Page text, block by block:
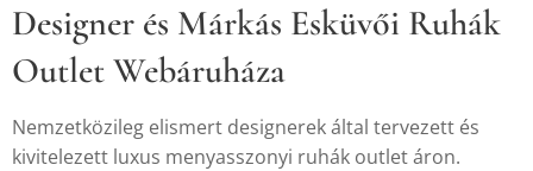
Designer és Márkás Esküvői Ruhák
Outlet Webáruháza
Nemzetközileg elismert designerek által tervezett és
kivitelezett luxus menyasszonyi ruhák outlet áron.